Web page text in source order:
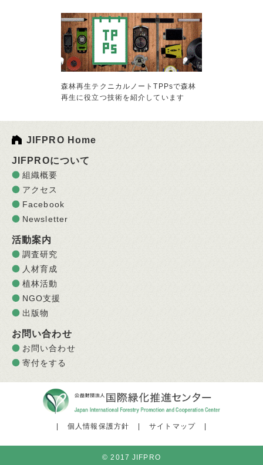
森林再生テクニカルノートTPPsで森林
再生に役立つ技術を紹介しています
JIFPRO Home
JIFPROについて
組織概要
アクセス
Facebook
Newsletter
活動案内
調査研究
人材育成
植林活動
NGO支援
出版物
お問い合わせ
お問い合わせ
寄付をする
個人情報保護方針 サイトマップ
© 2017 JIFPRO